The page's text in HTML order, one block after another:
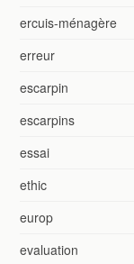
ercuis-ménagère
erreur
escarpin
escarpins
essai
ethic
europ
evaluation